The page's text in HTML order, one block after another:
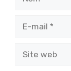
mail
web